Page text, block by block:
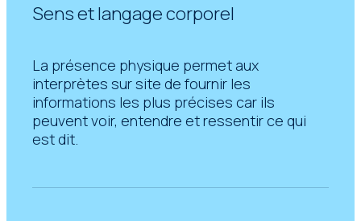
Sens et langage corporel
La présence physique permet aux
interprètes sur site de fournir les
informations les plus précises car ils
peuvent voir, entendre et ressentir ce qui
est dit.